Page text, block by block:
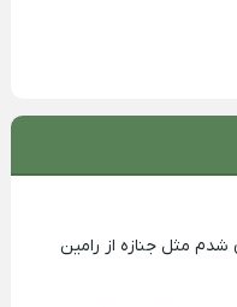
مثل جنازه از رامین